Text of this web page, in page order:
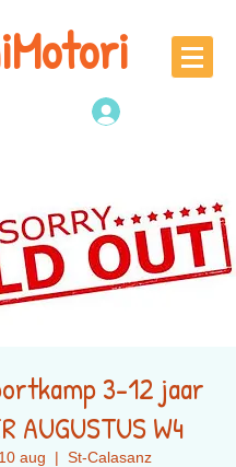
3-12 jaar
AUGUSTUS W4
aug
  |
St-Calasanz